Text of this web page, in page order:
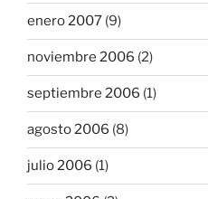
enero 2007 (9)
noviembre 2006 (2)
septiembre 2006 (1)
agosto 2006 (8)
julio 2006 (1)